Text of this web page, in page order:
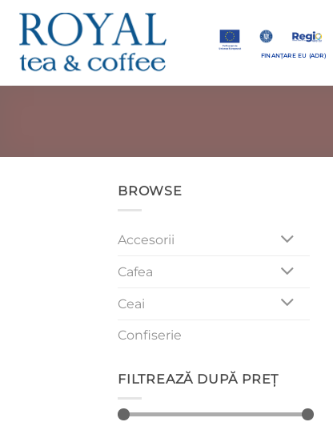
Skip
content
FINANȚARE EU (ADR)
BROWSE
Accesorii
Cafea
Ceai
Confiserie
FILTREAZĂ DUPĂ PREȚ